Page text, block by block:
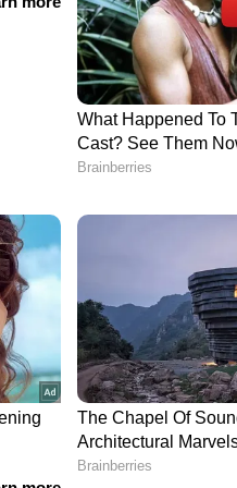
തിയറ്ററില്‍
നെല്‍സണ്‍.
ജയന്റെ മരണ വാര്‍ത്ത